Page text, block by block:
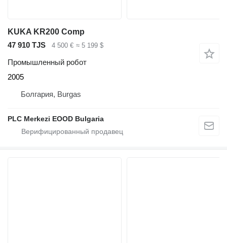
KUKA KR200 Comp
47 910 TJS
4 500 € ≈ 5 199 $
Промышленный робот
2005
Болгария, Burgas
PLC Merkezi EOOD Bulgaria